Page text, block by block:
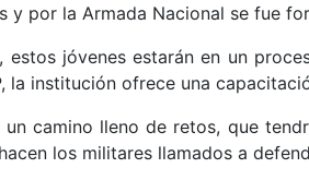
y por la Armada Nacional se fue
estos jóvenes estarán en un
la institución ofrece una
camino lleno de retos, que
los militares llamados a